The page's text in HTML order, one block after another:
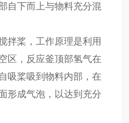
自下而上与物料充分混
拌桨，工作原理是利用
区，反应釜顶部氢气在
吸桨吸到物料内部 ，在
形成气泡， 以达到充分